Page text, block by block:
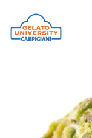
COURS EN
LIGNE